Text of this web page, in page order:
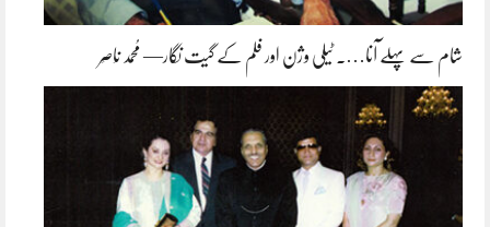
شام سے پہلے آنا…. ٹیلی وژن اور فلم کے گیت نگار— مُحمد نَاصِر